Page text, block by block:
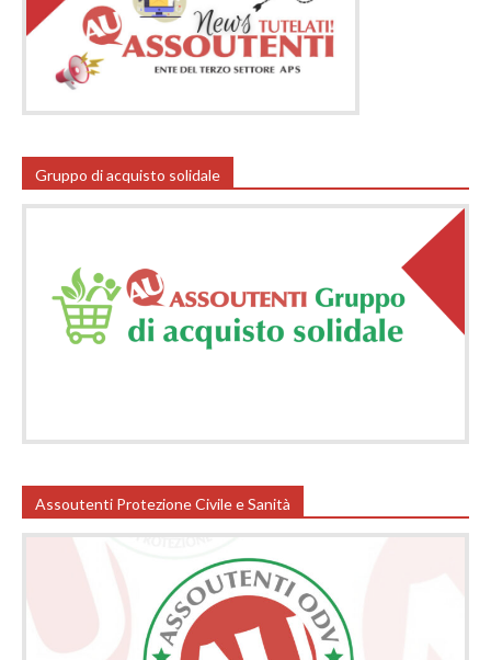
Gruppo di acquisto solidale
Assoutenti Protezione Civile e Sanità